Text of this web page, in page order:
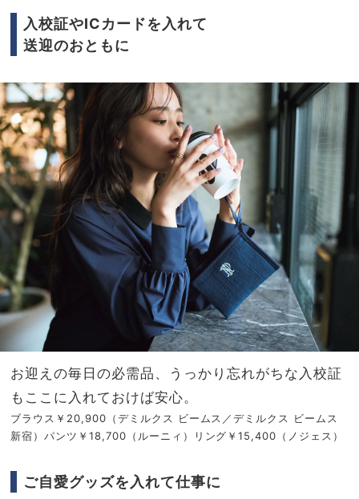
入校証やICカードを入れて
送迎のおともに
お迎えの毎日の必需品、うっかり忘れがちな入校証
もここに入れておけば安心。
ブラウス￥20,900（デミルクス ビームス／デミルクス ビームス
新宿）パンツ￥18,700（ルーニィ）リング￥15,400（ノジェス）
ご自愛グッズを入れて仕事に